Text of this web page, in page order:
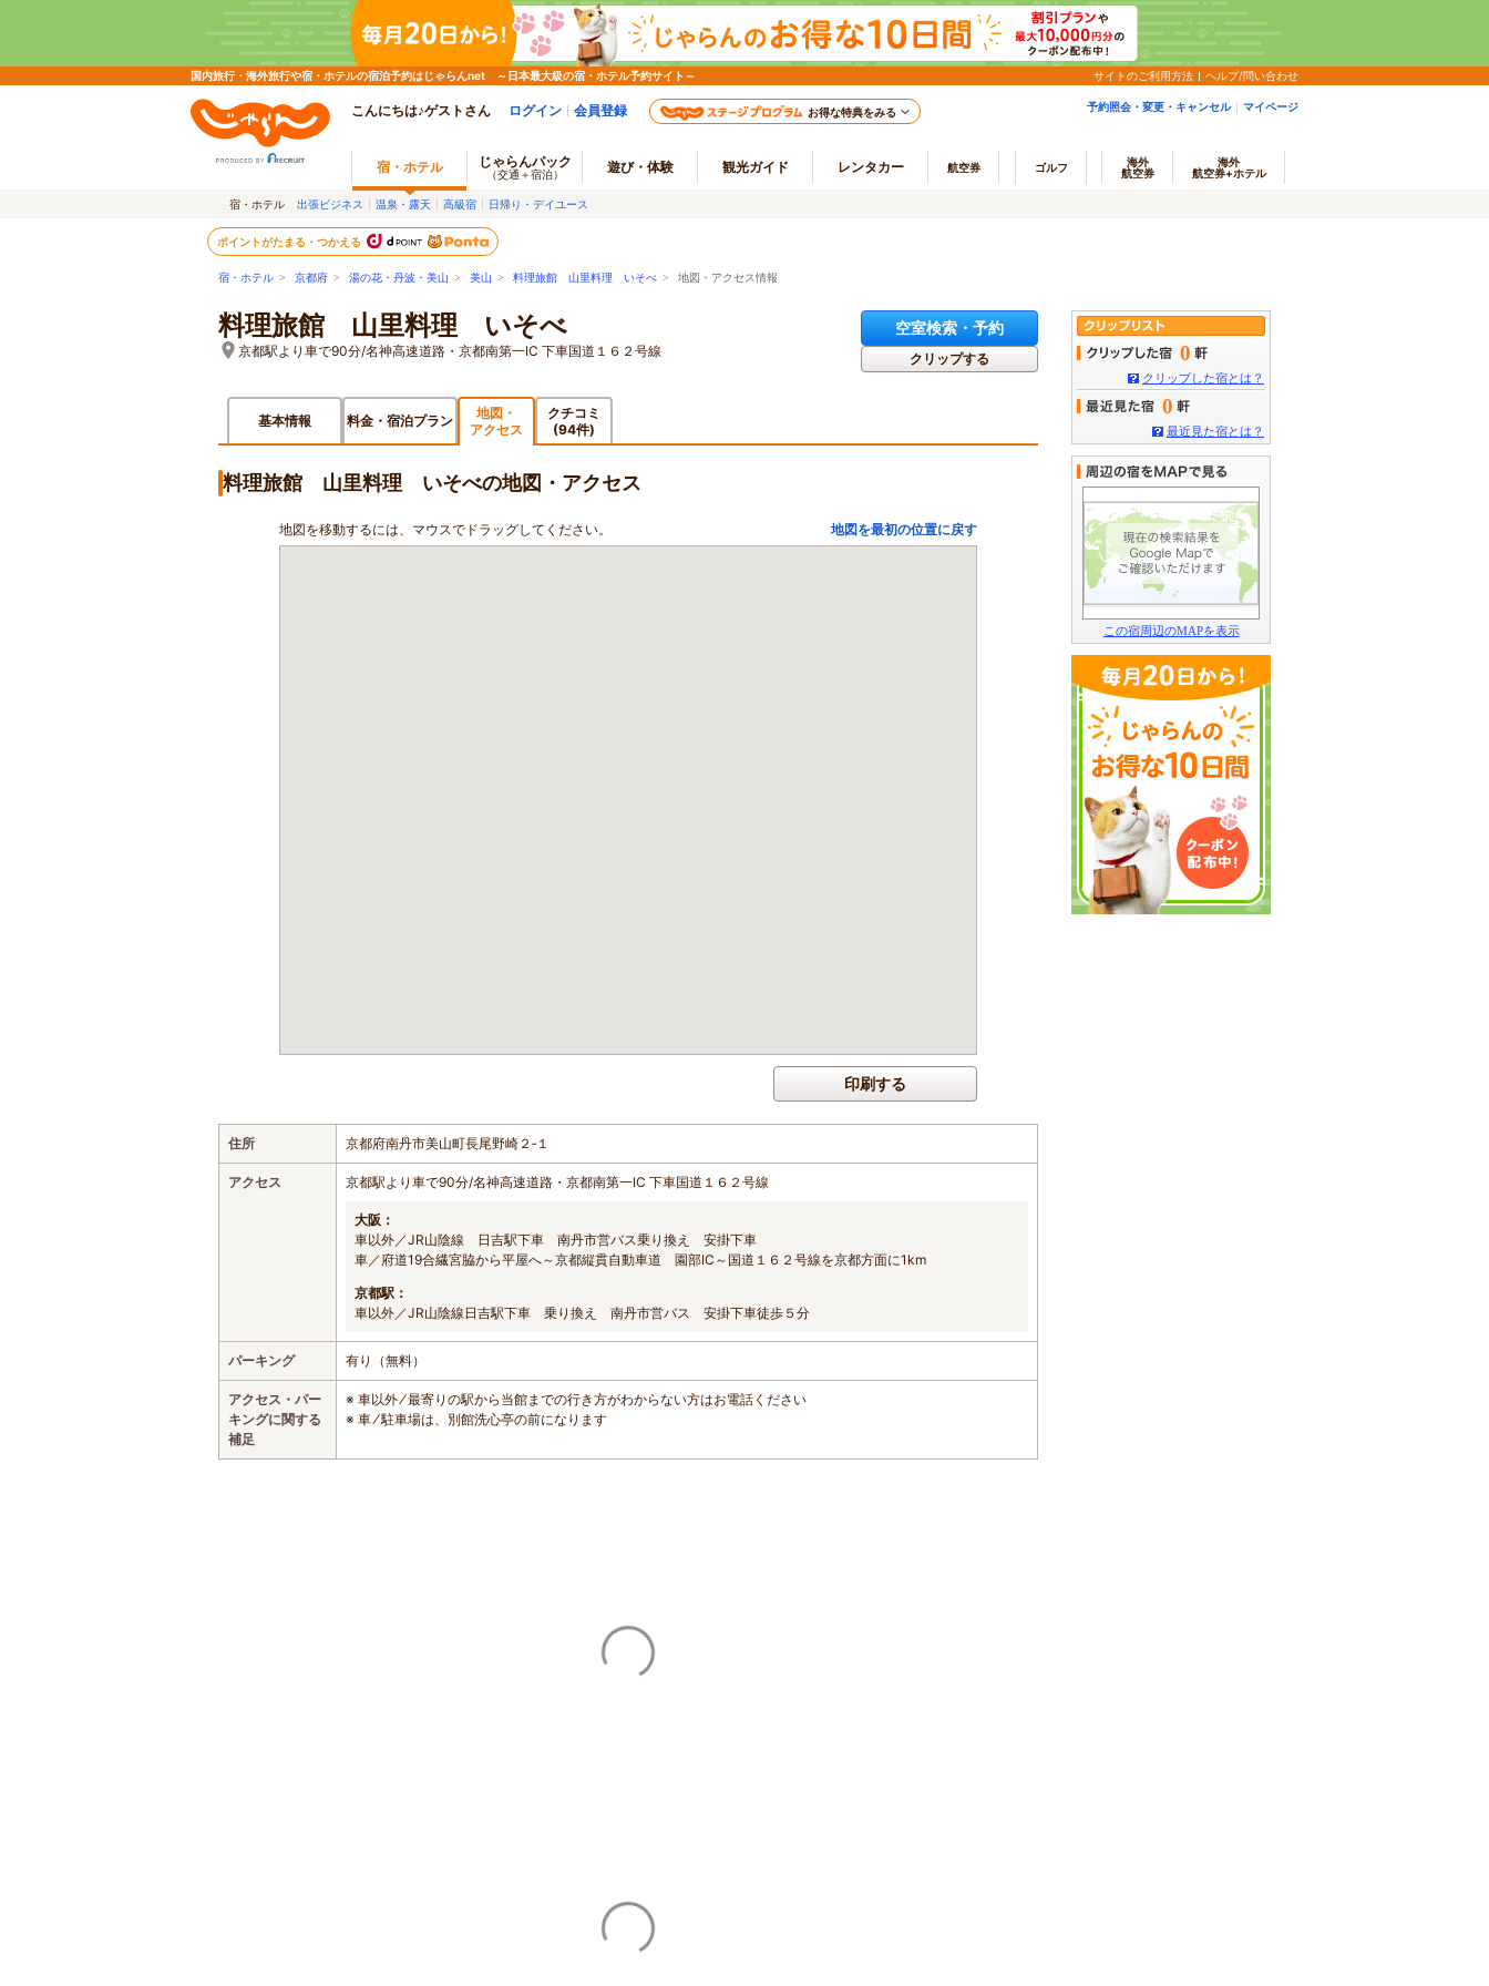
国内旅行・海外旅行や宿・ホテルの宿泊予約はじゃらんnet ～日本最大級の宿・ホテル予約サイト～ サイトのご利用方法 ヘルプ/問い合わせ
こんにちは♪ゲストさん ログイン 会員登録 お得な特典をみる 予約照会・変更・キャンセル マイページ
宿・ホテル じゃらんパック
（交通＋宿泊） 遊び・体験 観光ガイド レンタカー 航空券 ゴルフ
海外
航空券
海外
航空券+ホテル
宿・ホテル 出張ビジネス 温泉・露天 高級宿 日帰り・デイユース
ポイントがたまる・つかえる
宿・ホテル > 京都府 > 湯の花・丹波・美山 > 美山 > 料理旅館 山里料理 いそべ > 地図・アクセス情報
料理旅館 山里料理 いそべ
京都駅より車で90分/名神高速道路・京都南第一IC 下車国道１６２号線
空室検索・予約
クリップする
基本情報 料金・宿泊プラン
地図・
アクセス
クチコミ
(94件)
料理旅館 山里料理 いそべの地図・アクセス
地図を移動するには、マウスでドラッグしてください。 地図を最初の位置に戻す
印刷する
住所 京都府南丹市美山町長尾野崎２‐１
アクセス 京都駅より車で90分/名神高速道路・京都南第一IC 下車国道１６２号線
大阪：
車以外／JR山陰線 日吉駅下車 南丹市営バス乗り換え 安掛下車
車／府道19合繊宮脇から平屋へ～京都縦貫自動車道 園部IC～国道１６２号線を京都方面に1km
京都駅：
車以外／JR山陰線日吉駅下車 乗り換え 南丹市営バス 安掛下車徒歩５分
パーキング 有り（無料）
アクセス・パー
キングに関する
補足
※ 車以外 ⁄ 最寄りの駅から当館までの行き方がわからない方はお電話ください
※ 車 ⁄ 駐車場は、別館洗心亭の前になります
0
クリップした宿とは？
0
最近見た宿とは？
この宿周辺のMAPを表示